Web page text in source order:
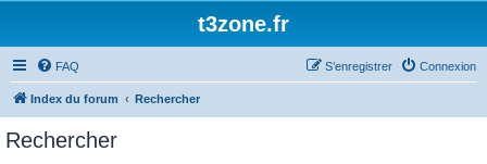
t3zone.fr
FAQ Connexion
S’enregistrer
Index du forum Rechercher
Rechercher